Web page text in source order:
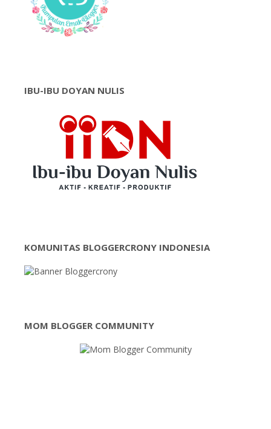
IBU-IBU DOYAN NULIS
KOMUNITAS BLOGGERCRONY INDONESIA
MOM BLOGGER COMMUNITY